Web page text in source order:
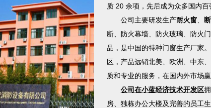
质 20 余项，先后成为众多国内百
公司主要研发生产耐火窗
断、 防火幕墙、防火玻璃、防火门
品，是中国的特种门窗生产厂家
区，产品远销北美、欧洲、中东
质和专业的服务，在国内外市场
公司在小蓝经济技术开发区
房、独栋办公大楼及完善的员工